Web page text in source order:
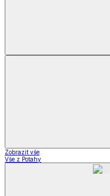
Zobrazit vše
Vše z Potahy